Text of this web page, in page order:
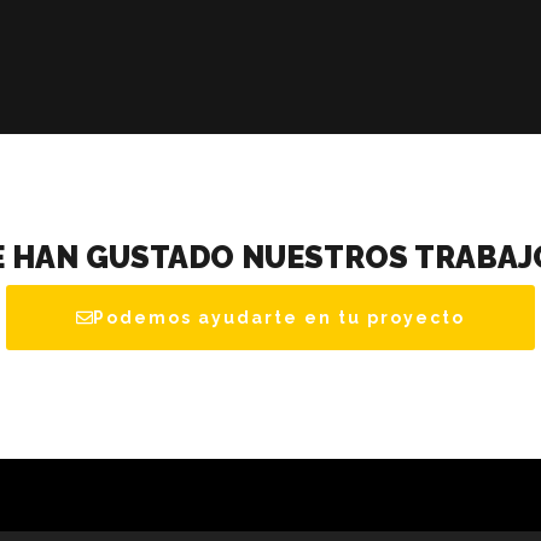
HAN GUSTADO NUESTROS
Podemos ayudarte en tu proyecto